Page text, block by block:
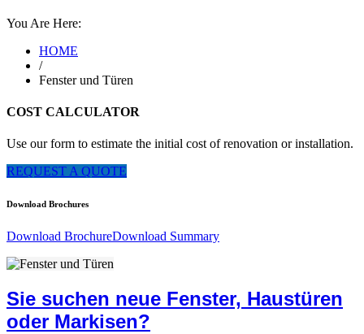
You Are Here:
HOME
/
Fenster und Türen
COST CALCULATOR
Use our form to estimate the initial cost of renovation or installation.
REQUEST A QUOTE
Download Brochures
Download BrochureDownload Summary
Sie suchen neue Fenster, Haustüren
oder Markisen?